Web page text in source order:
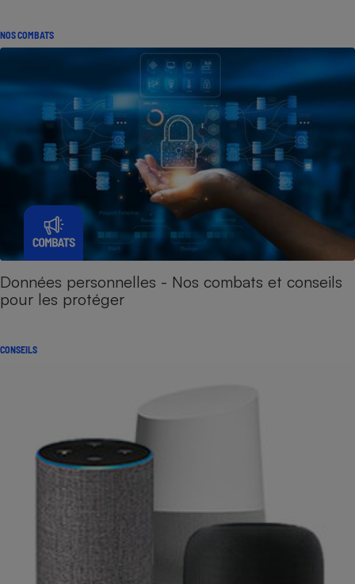
NOS COMBATS
Données personnelles - Nos combats et conseils
pour les protéger
CONSEILS